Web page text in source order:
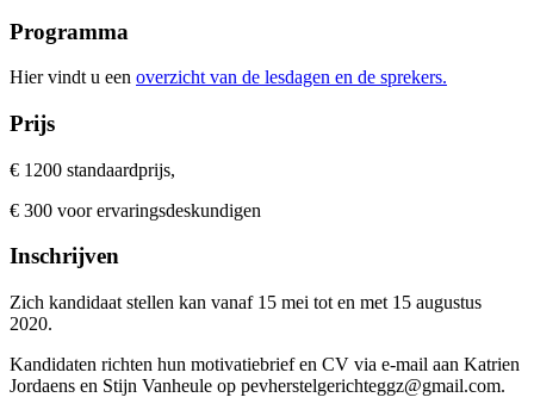
Programma
Hier vindt u een overzicht van de lesdagen en de sprekers.
Prijs
€ 1200 standaardprijs,
€ 300 voor ervaringsdeskundigen
Inschrijven
Zich kandidaat stellen kan vanaf 15 mei tot en met 15 augustus
2020.
Kandidaten richten hun motivatiebrief en CV via e-mail aan Katrien
Jordaens en Stijn Vanheule op pevherstelgerichteggz@gmail.com.